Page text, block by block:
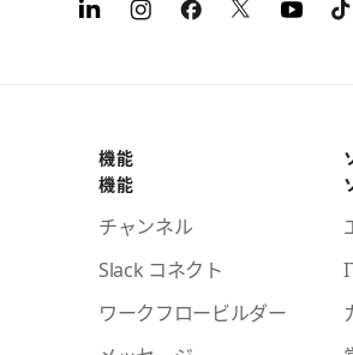
機能
機能
チャンネル
Slack コネクト
ワークフロービルダー